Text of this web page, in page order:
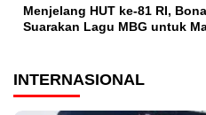
Menjelang HUT ke-81 RI,
Suarakan Lagu MBG untuk
INTERNASIONAL